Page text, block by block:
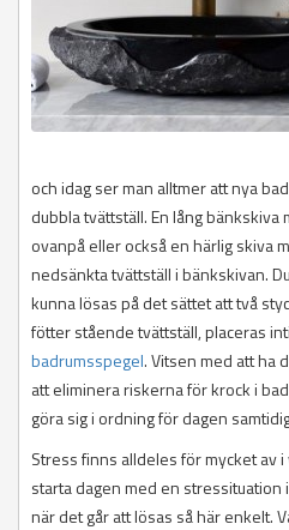
Örkelljunga
Östra Göinge
Sotenäs
Stenungsund
Strömstad
Svenljunga
Tanum
Tidaholm
Tjörn
Tranemo
Trollhättan
Töreboda
Uddevalla
Ulricehamn
Vara
Vårgårda
Vänersborg
Åmål
och idag ser man alltmer att nya
dubbla tvättställ. En lång
ovanpå eller också en härlig skiva
nedsänkta tvättställ i bänkskivan.
kunna lösas på det sättet att två
fötter stående tvättställ, placeras
badrumsspegel. Vitsen med att ha
att eliminera riskerna för krock i
göra sig i ordning för dagen
Stress finns alldeles för mycket av
starta dagen med en
när det går att lösas så här enkelt.